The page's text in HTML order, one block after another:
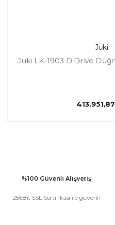
Juki
Juki LK-1903 D.Drive
%100 Güvenli Alışveriş
256Bit SSL Sertifikası ile güvenli